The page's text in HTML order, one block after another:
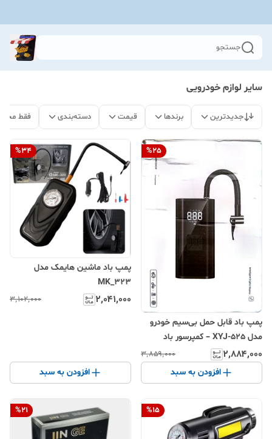
جستجو
سایر لوازم خودرویی
جدیدترین برندها قیمت دسته‌بندی فقط
%25
پمپ باد قابل حمل بی‌سیم خودرو
مدل XYJ-525 – کمپرسور باد
دیجیتال هوشمند با حداکثر فشار
۱۵۰PSI و صفحه نمایشگر
۲٬۸۸۴٬۰۰۰ ۳٬۸۵۹٬۰۰۰
افزودن به سبد
%34
پمپ باد ماشین هایمک مدل
MK_323
۲٬۰۴۱٬۰۰۰ ۳٬۱۰۲٬۰۰۰
افزودن به سبد
%15
%21